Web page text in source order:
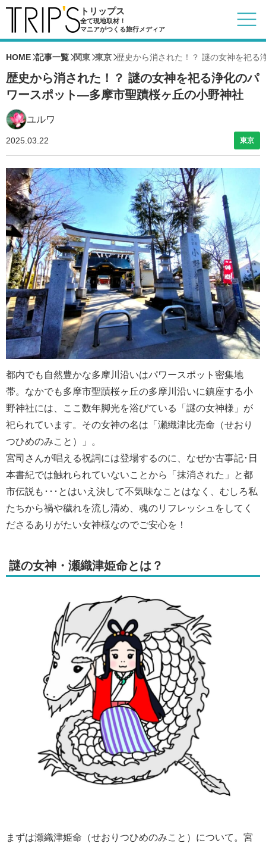
トリップス
全て現地取材！
マニアがつくる旅行メディア
HOME 記事一覧 関東 東京 歴史から消された！？ 謎の女神を祀
歴史から消された！？ 謎の女神を祀る浄化のパ
ワースポット―多摩市聖蹟桜ヶ丘の小野神社
ユルワ
東京
2025.03.22
都内でも自然豊かな多摩川沿いはパワースポット密集地
帯。なかでも多摩市聖蹟桜ヶ丘の多摩川沿いに鎮座する小
野神社には、ここ数年脚光を浴びている「謎の女神様」が
祀られています。その女神の名は「瀬織津比売命（せおり
つひめのみこと）」。
宮司さんが唱える祝詞には登場するのに、なぜか古事記･日
本書紀では触れられていないことから「抹消された」と都
市伝説も･･･とはいえ決して不気味なことはなく、むしろ私
たちから禍や穢れを流し清め、魂のリフレッシュをしてく
ださるありがたい女神様なのでご安心を！
謎の女神・瀬織津姫命とは？
まずは瀬織津姫命（せおりつひめのみこと）について。宮